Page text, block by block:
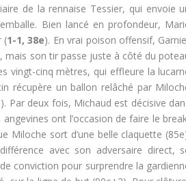
de la rennaise Tessier, qui envoie
Bien lancé en profondeur,
(1-1, 38e). En vrai poison offensif,
mais son tir passe juste à côté du
vingt-cinq mètres, qui effleure la
récupère un ballon relâché par
). Par deux fois, Michaud est décisive
ont l’occasion de faire le
Miloche sort d’une belle claquette
avec son adversaire direct,
conviction pour surprendre la